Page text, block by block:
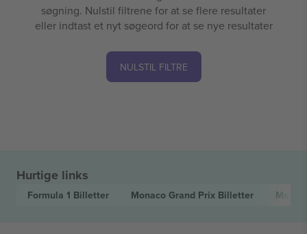
søgning. Nulstil filtrene for at se flere resultater
eller indtast et nyt søgeord for at se nye resultater
NULSTIL FILTRE
Hurtige links
Formula 1 Billetter Monaco Grand Prix Billetter